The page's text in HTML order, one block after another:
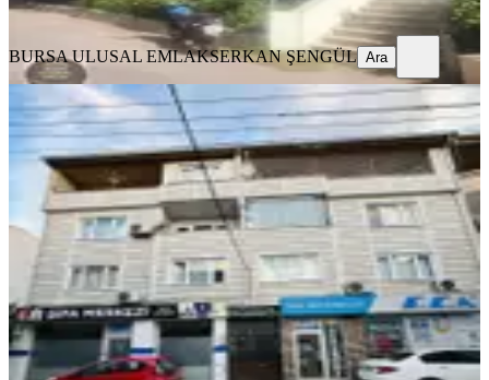
Ara
BURSA ULUSAL EMLAKSERKAN ŞENGÜL Ara
Bağlarbaşı Merkezi Konumda Geniş
2+1 Satılık Daire
Osmangazi, Bağlarbaşı Mahallesi
2+1·125 m²·1. Kat · 08.08.2026
3.300.000 ₺
VOLKAN BÜYÜKDAĞ GAYRİMENKULtaha volkan